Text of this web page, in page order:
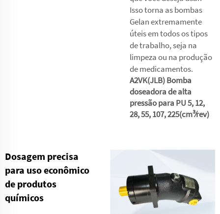
Isso torna as bombas
Gelan extremamente
úteis em todos os tipos
de trabalho, seja na
limpeza ou na produção
de medicamentos.
A2VK(JLB) Bomba
doseadora de alta
pressão para PU 5, 12,
28, 55, 107, 225(cm³⁄rev)
Dosagem precisa
para uso econômico
de produtos
químicos